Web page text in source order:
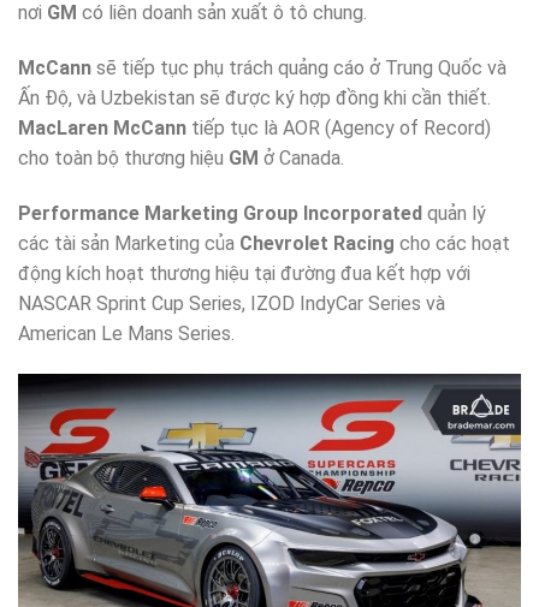
nơi GM có liên doanh sản xuất ô tô chung.
McCann sẽ tiếp tục phụ trách quảng cáo ở Trung Quốc và
Ấn Độ, và Uzbekistan sẽ được ký hợp đồng khi cần thiết.
MacLaren McCann tiếp tục là AOR (Agency of Record)
cho toàn bộ thương hiệu GM ở Canada.
Performance Marketing Group Incorporated quản lý
các tài sản Marketing của Chevrolet Racing cho các hoạt
động kích hoạt thương hiệu tại đường đua kết hợp với
NASCAR Sprint Cup Series, IZOD IndyCar Series và
American Le Mans Series.